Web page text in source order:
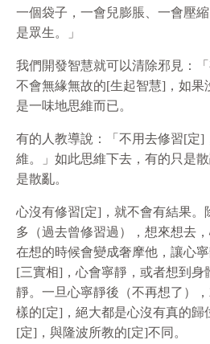
一個袋子，一會兒膨脹、一會壓
是眾生。」
我們開發智慧就可以清除邪見：
不會無緣無故的[生起智慧]，如果
是一味地思維而已。
有的人教導說：「不用去修習[定]
維。」如此思維下去，有的只是
是散亂。
心沒有修習[定]，就不會有結果。
多（過去曾修習過），想來想去
在想的時候會變成奢摩他，讓心
[三實相]，心會寧靜，或者想到身
靜。一旦心寧靜後（不再想了）
樣的[定]，絕大都是心沒有真的歸
[定]，與隆波所教的[定]不同。